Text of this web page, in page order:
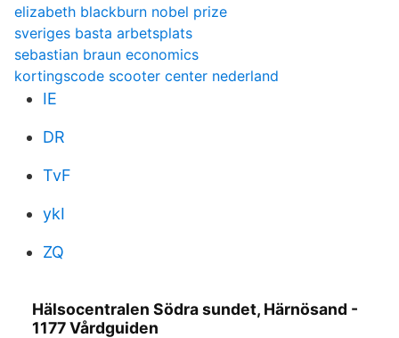
elizabeth blackburn nobel prize
sveriges basta arbetsplats
sebastian braun economics
kortingscode scooter center nederland
IE
DR
TvF
ykI
ZQ
Hälsocentralen Södra sundet, Härnösand -
1177 Vårdguiden